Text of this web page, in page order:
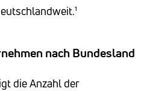
nach Bundesland
die Anzahl der